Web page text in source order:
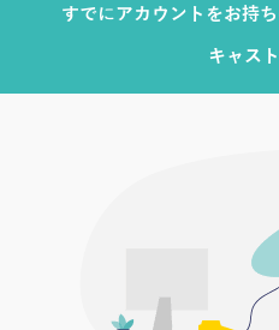
すでにアカウントをお持
キャス